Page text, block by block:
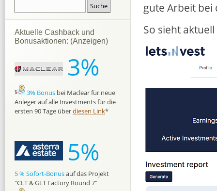
gute Arbeit bei
So sieht
Aktuelle Cashback und
Bonusaktionen: (Anzeigen)
3%
3% Bonus bei Maclear für neue
Anleger auf alle Investments für die
ersten 90 Tage überdiesen Link*
5%
5 % Sofort-Bonusauf das Projekt
"CLT & GLT Factory Round 7"